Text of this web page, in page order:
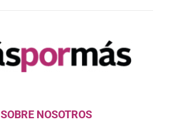
SOBRE NOSOTROS